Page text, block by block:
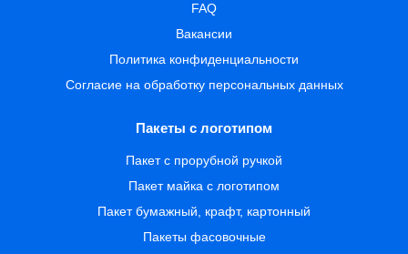
FAQ
Вакансии
Политика конфиденциальности
Согласие на обработку персональных данных
Пакеты с логотипом
Пакет с прорубной ручкой
Пакет майка с логотипом
Пакет бумажный, крафт, картонный
Пакеты фасовочные